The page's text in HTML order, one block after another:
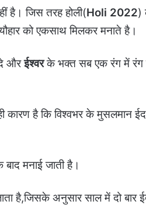
है। जिस तरह होली(Holi 2022)
को एकसाथ मिलकर मनाते है।
औरईश्वरके भक्त सब एक रंग में रंग
है कि विश्वभर के मुसलमान ईद
मनाई जाती है।
है,जिसके अनुसार साल में दो बार